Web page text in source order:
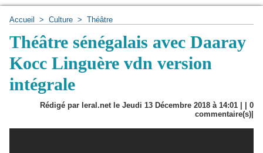
Accueil > Culture > Théâtre
Théâtre sénégalais avec Daaray
Kocc Linguère vdn version
intégrale
Rédigé par leral.net le Jeudi 13 Décembre 2018 à 14:01 | | 0
commentaire(s)|